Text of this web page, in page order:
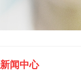
新闻中心